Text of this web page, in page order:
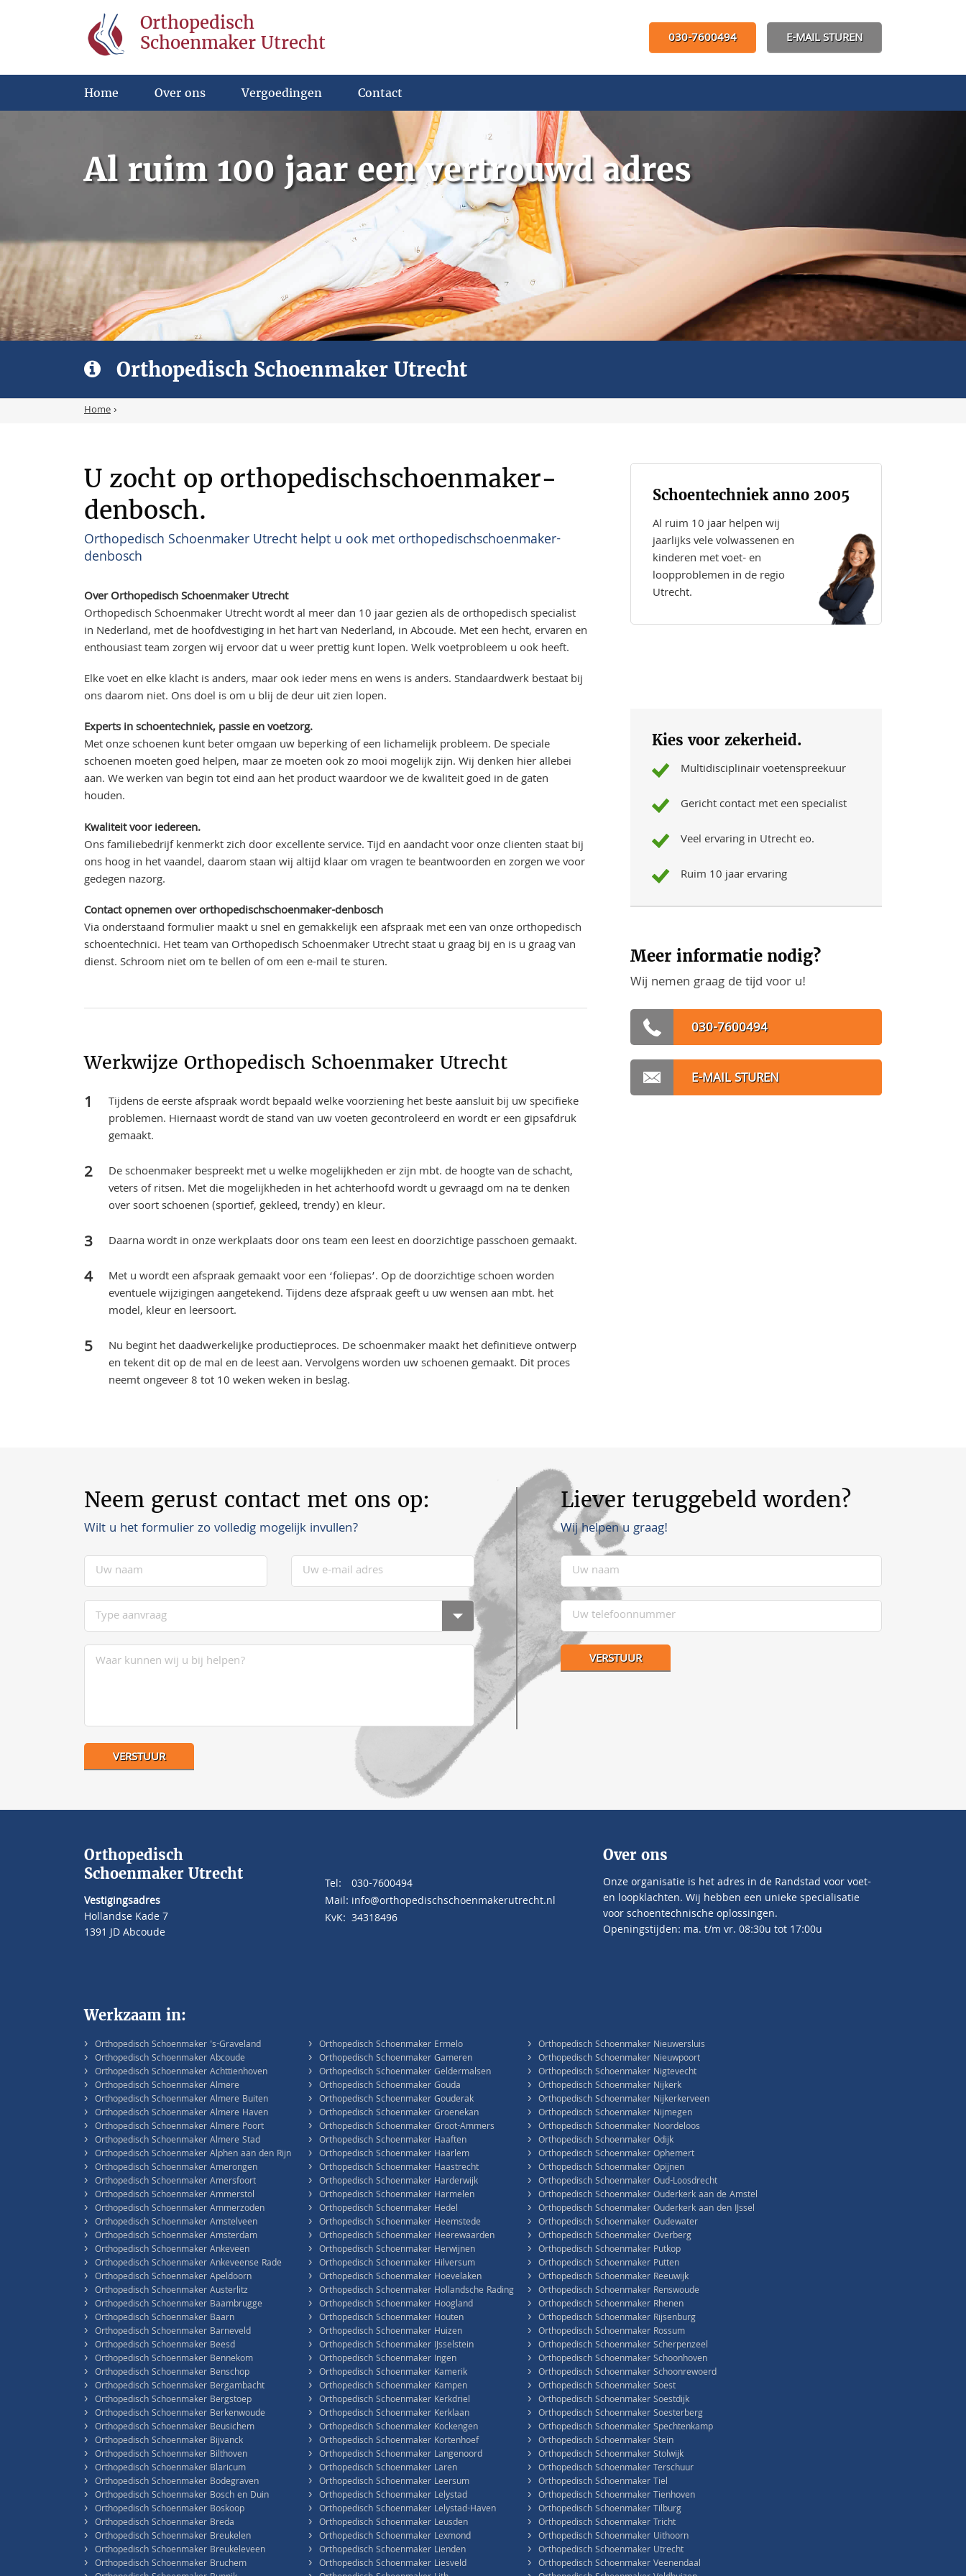
Orthopedisch
Schoenmaker Utrecht
030-7600494 E-MAIL STUREN
Home Over ons Vergoedingen Contact
Al ruim 100 jaar een vertrouwd adres‎
Orthopedisch Schoenmaker Utrecht
Home›
U zocht op orthopedischschoenmaker-
denbosch.
Orthopedisch Schoenmaker Utrecht helpt u ook met orthopedischschoenmaker-
denbosch
Over Orthopedisch Schoenmaker Utrecht
Orthopedisch Schoenmaker Utrecht wordt al meer dan 10 jaar gezien als de orthopedisch specialist
in Nederland, met de hoofdvestiging in het hart van Nederland, in Abcoude. Met een hecht, ervaren en
enthousiast team zorgen wij ervoor dat u weer prettig kunt lopen. Welk voetprobleem u ook heeft.
Elke voet en elke klacht is anders, maar ook ieder mens en wens is anders. Standaardwerk bestaat bij
ons daarom niet. Ons doel is om u blij de deur uit zien lopen.
Experts in schoentechniek, passie en voetzorg.
Met onze schoenen kunt beter omgaan uw beperking of een lichamelijk probleem. De speciale
schoenen moeten goed helpen, maar ze moeten ook zo mooi mogelijk zijn. Wij denken hier allebei
aan. We werken van begin tot eind aan het product waardoor we de kwaliteit goed in de gaten
houden.
Kwaliteit voor iedereen.
Ons familiebedrijf kenmerkt zich door excellente service. Tijd en aandacht voor onze clienten staat bij
ons hoog in het vaandel, daarom staan wij altijd klaar om vragen te beantwoorden en zorgen we voor
gedegen nazorg.
Contact opnemen over orthopedischschoenmaker-denbosch
Via onderstaand formulier maakt u snel en gemakkelijk een afspraak met een van onze orthopedisch
schoentechnici. Het team van Orthopedisch Schoenmaker Utrecht staat u graag bij en is u graag van
dienst. Schroom niet om te bellen of om een e-mail te sturen.
Werkwijze Orthopedisch Schoenmaker Utrecht
Tijdens de eerste afspraak wordt bepaald welke voorziening het beste aansluit bij uw specifieke
problemen. Hiernaast wordt de stand van uw voeten gecontroleerd en wordt er een gipsafdruk
gemaakt.
De schoenmaker bespreekt met u welke mogelijkheden er zijn mbt. de hoogte van de schacht,
veters of ritsen. Met die mogelijkheden in het achterhoofd wordt u gevraagd om na te denken
over soort schoenen (sportief, gekleed, trendy) en kleur.
Daarna wordt in onze werkplaats door ons team een leest en doorzichtige passchoen gemaakt.
Met u wordt een afspraak gemaakt voor een ‘foliepas’. Op de doorzichtige schoen worden
eventuele wijzigingen aangetekend. Tijdens deze afspraak geeft u uw wensen aan mbt. het
model, kleur en leersoort.
Nu begint het daadwerkelijke productieproces. De schoenmaker maakt het definitieve ontwerp
en tekent dit op de mal en de leest aan. Vervolgens worden uw schoenen gemaakt. Dit proces
neemt ongeveer 8 tot 10 weken weken in beslag.
Schoentechniek anno 2005
Al ruim 10 jaar helpen wij
jaarlijks vele volwassenen en
kinderen met voet- en
loopproblemen in de regio
Utrecht.
Kies voor zekerheid.
Multidisciplinair voetenspreekuur
Gericht contact met een specialist
Veel ervaring in Utrecht eo.
Ruim 10 jaar ervaring
Meer informatie nodig?
Wij nemen graag de tijd voor u!
030-7600494
E-MAIL STUREN
Neem gerust contact met ons op:
Wilt u het formulier zo volledig mogelijk invullen?
Liever teruggebeld worden?
Wij helpen u graag!
Orthopedisch
Schoenmaker Utrecht
Vestigingsadres
Hollandse Kade 7
1391 JD Abcoude
Tel:
030-7600494
Mail: info@orthopedischschoenmakerutrecht.nl
KvK: 34318496
Over ons
Onze organisatie is het adres in de Randstad voor voet-
en loopklachten. Wij hebben een unieke specialisatie
voor schoentechnische oplossingen.
Openingstijden: ma. t/m vr. 08:30u tot 17:00u
Werkzaam in:
› Orthopedisch Schoenmaker 's-Graveland
› Orthopedisch Schoenmaker Abcoude
› Orthopedisch Schoenmaker Achttienhoven
› Orthopedisch Schoenmaker Almere
› Orthopedisch Schoenmaker Almere Buiten
› Orthopedisch Schoenmaker Almere Haven
› Orthopedisch Schoenmaker Almere Poort
› Orthopedisch Schoenmaker Almere Stad
› Orthopedisch Schoenmaker Alphen aan den Rijn
› Orthopedisch Schoenmaker Amerongen
› Orthopedisch Schoenmaker Amersfoort
› Orthopedisch Schoenmaker Ammerstol
› Orthopedisch Schoenmaker Ammerzoden
› Orthopedisch Schoenmaker Amstelveen
› Orthopedisch Schoenmaker Amsterdam
› Orthopedisch Schoenmaker Ankeveen
› Orthopedisch Schoenmaker Ankeveense Rade
› Orthopedisch Schoenmaker Apeldoorn
› Orthopedisch Schoenmaker Austerlitz
› Orthopedisch Schoenmaker Baambrugge
› Orthopedisch Schoenmaker Baarn
› Orthopedisch Schoenmaker Barneveld
› Orthopedisch Schoenmaker Beesd
› Orthopedisch Schoenmaker Bennekom
› Orthopedisch Schoenmaker Benschop
› Orthopedisch Schoenmaker Bergambacht
› Orthopedisch Schoenmaker Bergstoep
› Orthopedisch Schoenmaker Berkenwoude
› Orthopedisch Schoenmaker Beusichem
› Orthopedisch Schoenmaker Bijvanck
› Orthopedisch Schoenmaker Bilthoven
› Orthopedisch Schoenmaker Blaricum
› Orthopedisch Schoenmaker Bodegraven
› Orthopedisch Schoenmaker Bosch en Duin
› Orthopedisch Schoenmaker Boskoop
› Orthopedisch Schoenmaker Breda
› Orthopedisch Schoenmaker Breukelen
› Orthopedisch Schoenmaker Breukeleveen
› Orthopedisch Schoenmaker Bruchem
› Orthopedisch Schoenmaker Ermelo
› Orthopedisch Schoenmaker Gameren
› Orthopedisch Schoenmaker Geldermalsen
› Orthopedisch Schoenmaker Gouda
› Orthopedisch Schoenmaker Gouderak
› Orthopedisch Schoenmaker Groenekan
› Orthopedisch Schoenmaker Groot-Ammers
› Orthopedisch Schoenmaker Haaften
› Orthopedisch Schoenmaker Haarlem
› Orthopedisch Schoenmaker Haastrecht
› Orthopedisch Schoenmaker Harderwijk
› Orthopedisch Schoenmaker Harmelen
› Orthopedisch Schoenmaker Hedel
› Orthopedisch Schoenmaker Heemstede
› Orthopedisch Schoenmaker Heerewaarden
› Orthopedisch Schoenmaker Herwijnen
› Orthopedisch Schoenmaker Hilversum
› Orthopedisch Schoenmaker Hoevelaken
› Orthopedisch Schoenmaker Hollandsche Rading
› Orthopedisch Schoenmaker Hoogland
› Orthopedisch Schoenmaker Houten
› Orthopedisch Schoenmaker Huizen
› Orthopedisch Schoenmaker IJsselstein
› Orthopedisch Schoenmaker Ingen
› Orthopedisch Schoenmaker Kamerik
› Orthopedisch Schoenmaker Kampen
› Orthopedisch Schoenmaker Kerkdriel
› Orthopedisch Schoenmaker Kerklaan
› Orthopedisch Schoenmaker Kockengen
› Orthopedisch Schoenmaker Kortenhoef
› Orthopedisch Schoenmaker Langenoord
› Orthopedisch Schoenmaker Laren
› Orthopedisch Schoenmaker Leersum
› Orthopedisch Schoenmaker Lelystad
› Orthopedisch Schoenmaker Lelystad-Haven
› Orthopedisch Schoenmaker Leusden
› Orthopedisch Schoenmaker Lexmond
› Orthopedisch Schoenmaker Lienden
› Orthopedisch Schoenmaker Liesveld
› Orthopedisch Schoenmaker Nieuwersluis
› Orthopedisch Schoenmaker Nieuwpoort
› Orthopedisch Schoenmaker Nigtevecht
› Orthopedisch Schoenmaker Nijkerk
› Orthopedisch Schoenmaker Nijkerkerveen
› Orthopedisch Schoenmaker Nijmegen
› Orthopedisch Schoenmaker Noordeloos
› Orthopedisch Schoenmaker Odijk
› Orthopedisch Schoenmaker Ophemert
› Orthopedisch Schoenmaker Opijnen
› Orthopedisch Schoenmaker Oud-Loosdrecht
› Orthopedisch Schoenmaker Ouderkerk aan de Amstel
› Orthopedisch Schoenmaker Ouderkerk aan den IJssel
› Orthopedisch Schoenmaker Oudewater
› Orthopedisch Schoenmaker Overberg
› Orthopedisch Schoenmaker Putkop
› Orthopedisch Schoenmaker Putten
› Orthopedisch Schoenmaker Reeuwijk
› Orthopedisch Schoenmaker Renswoude
› Orthopedisch Schoenmaker Rhenen
› Orthopedisch Schoenmaker Rijsenburg
› Orthopedisch Schoenmaker Rossum
› Orthopedisch Schoenmaker Scherpenzeel
› Orthopedisch Schoenmaker Schoonhoven
› Orthopedisch Schoenmaker Schoonrewoerd
› Orthopedisch Schoenmaker Soest
› Orthopedisch Schoenmaker Soestdijk
› Orthopedisch Schoenmaker Soesterberg
› Orthopedisch Schoenmaker Spechtenkamp
› Orthopedisch Schoenmaker Stein
› Orthopedisch Schoenmaker Stolwijk
› Orthopedisch Schoenmaker Terschuur
› Orthopedisch Schoenmaker Tiel
› Orthopedisch Schoenmaker Tienhoven
› Orthopedisch Schoenmaker Tilburg
› Orthopedisch Schoenmaker Tricht
› Orthopedisch Schoenmaker Uithoorn
› Orthopedisch Schoenmaker Utrecht
› Orthopedisch Schoenmaker Veenendaal